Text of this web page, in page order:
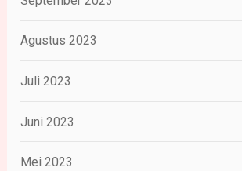
Agustus 2023
Juli 2023
Juni 2023
Mei 2023